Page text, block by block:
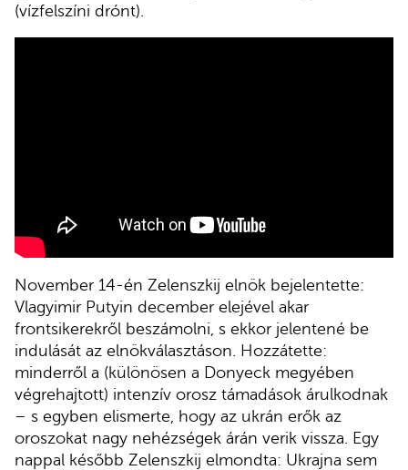
(vízfelszíni drónt).
November 14-én Zelenszkij elnök bejelentette:
Vlagyimir Putyin december elejével akar
frontsikerekről beszámolni, s ekkor jelentené be
indulását az elnökválasztáson. Hozzátette:
minderről a (különösen a Donyeck megyében
végrehajtott) intenzív orosz támadások árulkodnak
– s egyben elismerte, hogy az ukrán erők az
oroszokat nagy nehézségek árán verik vissza. Egy
nappal később Zelenszkij elmondta: Ukrajna sem